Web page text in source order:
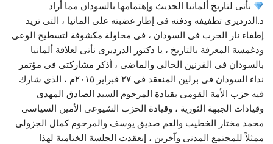
نأتى لتاريخ ألمانيا الحديث وإهتمامها بالسودان مما أراد
د.الدرديرى تطفيفه ودفنه فى إطار غضبته على المانيا ، التى تريد
إطفاء نار الحرب فى السودان ، فى محاولة مكشوفة لتسطيح الوعى
ودغمسة المعرفة بالتاريخ ، يا دكتور الدرديرى نأتى لعلاقة ألمانيا
بالسودان فى القرنين الحالى والماضى ، أذكر مشاركتى فى مؤتمر
نداء السودان فى برلين المنعقد فى ٢٧ فبراير ٢٠١٥م ، الذى شارك
فيه حزب الأمة القومى بقيادة المرحوم السيد الصادق المهدى
وقيادات الجبهة الثورية ، وقيادة الحزب الشيوعى الأمين السياسى
محمد مختار الخطيب والعم صديق يوسف والمرحوم كمال الجزولى
ممثلاً للمجتمع المدنى وآخرين ، إنعقدت الجلسة الختامية لهذا